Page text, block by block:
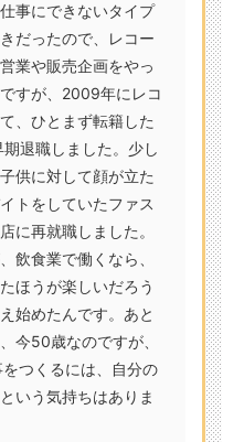
事にできないタイプ
だったので、レコー
業や販売企画をやっ
すが、2009年にレコ
、ひとまず転籍した
退職しました。少し
供に対して顔が立た
トをしていたファス
に再就職しました。
飲食業で働くなら、
ほうが楽しいだろう
始めたんです。あと
今50歳なのですが、
つくるには、自分の
いう気持ちはありま